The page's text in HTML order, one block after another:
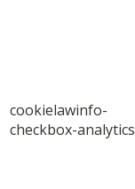
cookielawinfo-
checkbox-analytics